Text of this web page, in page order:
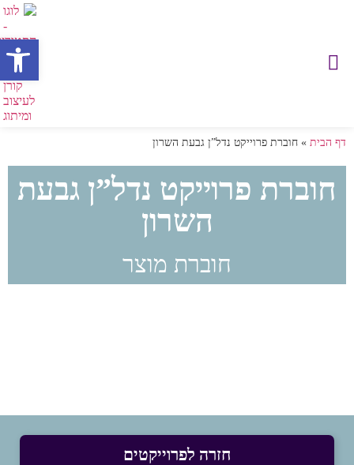
דף הבית » חוברת פרוייקט נדל”ן גבעת השרון
חוברת פרוייקט נדל”ן גבעת
השרון
חוברת מוצר
חזרה לפרוייקטים